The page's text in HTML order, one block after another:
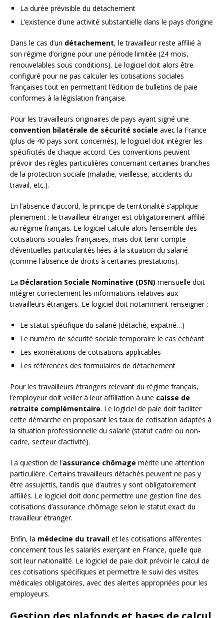
La durée prévisible du détachement
L’existence d’une activité substantielle dans le pays d’origine
Dans le cas d’un détachement, le travailleur reste affilié à
son régime d’origine pour une période limitée (24 mois,
renouvelables sous conditions). Le logiciel doit alors être
configuré pour ne pas calculer les cotisations sociales
françaises tout en permettant l’édition de bulletins de paie
conformes à la législation française.
Pour les travailleurs originaires de pays ayant signé une
convention bilatérale de sécurité sociale avec la France
(plus de 40 pays sont concernés), le logiciel doit intégrer les
spécificités de chaque accord. Ces conventions peuvent
prévoir des règles particulières concernant certaines branches
de la protection sociale (maladie, vieillesse, accidents du
travail, etc.).
En l’absence d’accord, le principe de territorialité s’applique
pleinement : le travailleur étranger est obligatoirement affilié
au régime français. Le logiciel calcule alors l’ensemble des
cotisations sociales françaises, mais doit tenir compte
d’éventuelles particularités liées à la situation du salarié
(comme l’absence de droits à certaines prestations).
La Déclaration Sociale Nominative (DSN) mensuelle doit
intégrer correctement les informations relatives aux
travailleurs étrangers. Le logiciel doit notamment renseigner :
Le statut spécifique du salarié (détaché, expatrié…)
Le numéro de sécurité sociale temporaire le cas échéant
Les exonérations de cotisations applicables
Les références des formulaires de détachement
Pour les travailleurs étrangers relevant du régime français,
l’employeur doit veiller à leur affiliation à une caisse de
retraite complémentaire. Le logiciel de paie doit faciliter
cette démarche en proposant les taux de cotisation adaptés à
la situation professionnelle du salarié (statut cadre ou non-
cadre, secteur d’activité).
La question de l’assurance chômage mérite une attention
particulière. Certains travailleurs détachés peuvent ne pas y
être assujettis, tandis que d’autres y sont obligatoirement
affiliés. Le logiciel doit donc permettre une gestion fine des
cotisations d’assurance chômage selon le statut exact du
travailleur étranger.
Enfin, la médecine du travail et les cotisations afférentes
concernent tous les salariés exerçant en France, quelle que
soit leur nationalité. Le logiciel de paie doit prévoir le calcul de
ces cotisations spécifiques et permettre le suivi des visites
médicales obligatoires, avec des alertes appropriées pour les
employeurs.